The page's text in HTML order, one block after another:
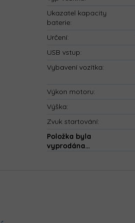
Ukazatel kapacity
baterie:
Určení:
USB vstup:
Vybavení vozítka:
Výkon motoru:
Výška:
Zvuk startování:
Položka byla
vyprodána…